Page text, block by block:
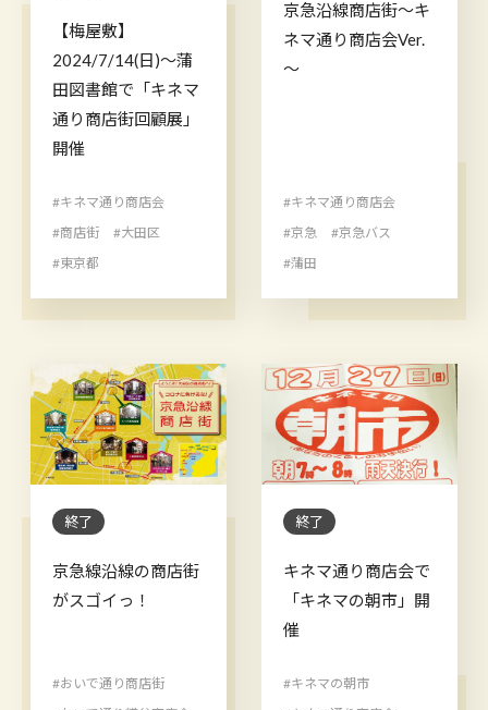
【梅屋敷】
2024/7/14(日)〜蒲
田図書館で「キネマ
通り商店街回顧展」
開催
#キネマ通り商店会
#商店街
#大田区
#東京都
京急沿線商店街～キ
ネマ通り商店会Ver.
～
#キネマ通り商店会
#京急
#京急バス
#蒲田
終了
京急線沿線の商店街
がスゴイっ！
#おいで通り商店街
終了
キネマ通り商店会で
「キネマの朝市」開
催
#キネマの朝市